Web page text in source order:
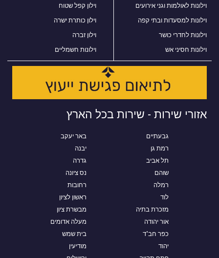
וילונות לאולמות וגני אירועים
וילונות למסעדות ובתי קפה
וילונות לחדרי כושר
וילונות חסיני אש
וילון קפל שטוח
וילון כותרת ישרה
וילון זברה
וילונות חשמליים
אזורי שירות - שירות בכל הארץ
גבעתיים
רמת גן
תל אביב
שוהם
רמלה
לוד
מזכרת בתיה
אור יהודה
כפר חב"ד
יהוד
באר יעקב
יבנה
גדרה
נס ציונה
רחובות
ראשון לציון
מבשרת ציון
מעלה אדומים
בית שמש
מודיעין